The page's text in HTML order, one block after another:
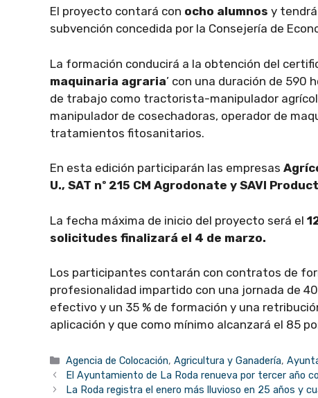
El proyecto contará con ocho alumnos y
subvención concedida por la Consejería de
La formación conducirá a la obtención del
maquinaria agraria’ con una duración de 590
de trabajo como tractorista-manipulador
manipulador de cosechadoras, operador de
tratamientos fitosanitarios.
En esta edición participarán las empresas
U., SAT nº 215 CM Agrodonate y SAVI
La fecha máxima de inicio del proyecto será el
solicitudes finalizará el 4 de marzo.
Los participantes contarán con contratos de
profesionalidad impartido con una jornada de
efectivo y un 35 % de formación y una
aplicación y que como mínimo alcanzará el 85
Categorías
Agencia de Colocación,Agricultura y Ganadería,
El Ayuntamiento de La Roda renueva por tercer año
La Roda registra el enero más lluvioso en 25 años y